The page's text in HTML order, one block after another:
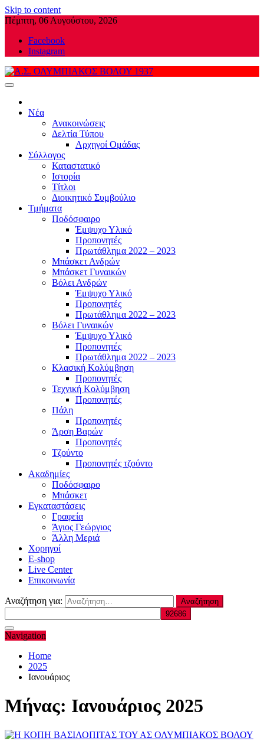
Skip to content
Πέμπτη, 06 Αυγούστου, 2026
Facebook
Instagram
Νέα
Ανακοινώσεις
Δελτία Τύπου
Αρχηγοί Ομάδας
Σύλλογος
Καταστατικό
Ιστορία
Τίτλοι
Διοικητικό Συμβούλιο
Τμήματα
Ποδόσφαιρο
Έμψυχο Υλικό
Προπονητές
Πρωτάθλημα 2022 – 2023
Μπάσκετ Ανδρών
Μπάσκετ Γυναικών
Βόλει Ανδρών
Έμψυχο Υλικό
Προπονητές
Πρωτάθλημα 2022 – 2023
Βόλει Γυναικών
Έμψυχο Υλικό
Προπονητές
Πρωτάθλημα 2022 – 2023
Κλασική Κολύμβηση
Προπονητές
Τεχνική Κολύμβηση
Προπονητές
Πάλη
Προπονητές
Άρση Βαρών
Προπονητές
Τζούντο
Προπονητές τζούντο
Ακαδημίες
Ποδόσφαιρο
Μπάσκετ
Εγκαταστάσεις
Γραφεία
Άγιος Γεώργιος
Άλλη Μεριά
Χορηγοί
E-shop
Live Center
Επικοινωνία
Αναζήτηση για:
Navigation
Home
2025
Ιανουάριος
Μήνας: Ιανουάριος 2025